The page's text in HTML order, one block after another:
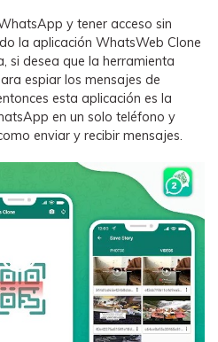
y tener acceso sin
la aplicación WhatsWeb Clone
si desea que la herramienta
espiar los mensajes de
esta aplicación es la
en un solo teléfono y
enviar y recibir mensajes.